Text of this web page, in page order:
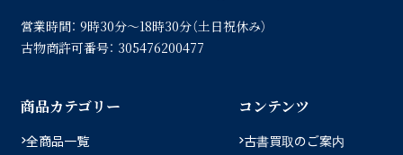
営業時間： 9時30分〜18時30分（土日祝休み）
古物商許可番号： 305476200477
商品カテゴリー
全商品一覧
コンテンツ
古書買取のご案内